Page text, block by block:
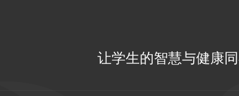
让学生的智慧与健康